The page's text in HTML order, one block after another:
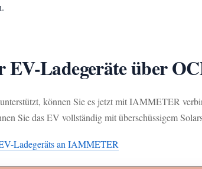
Ladegeräte über
können Sie es jetzt mit IAMMETER
Sie das EV vollständig mit überschüssigem
Ladegeräts an IAMMETER